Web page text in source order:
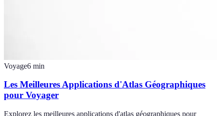
Voyage6 min
Les Meilleures Applications d'Atlas Géographiques
pour Voyager
Explorez les meilleures applications d'atlas géographiques pour